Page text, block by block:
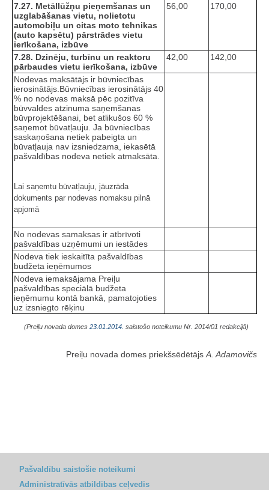
7.27. Metāllūžņu pieņemšanas un
uzglabāšanas vietu, nolietotu
automobiļu un citas moto tehnikas
(auto kapsētu) pārstrādes vietu
ierīkošana, izbūve
56,00 170,00
7.28. Dzinēju, turbīnu un reaktoru
pārbaudes vietu ierīkošana, izbūve
42,00 142,00
Nodevas maksātājs ir būvniecības
ierosinātājs.Būvniecības ierosinātājs 40
% no nodevas maksā pēc pozitīva
būvvaldes atzinuma saņemšanas
būvprojektēšanai, bet atlikušos 60 %
saņemot būvatļauju. Ja būvniecības
saskaņošana netiek pabeigta un
būvatļauja nav izsniedzama, iekasētā
pašvaldības nodeva netiek atmaksāta.
Lai saņemtu būvatļauju, jāuzrāda
dokuments par nodevas nomaksu pilnā
apjomā
No nodevas samaksas ir atbrīvoti
pašvaldības uzņēmumi un iestādes
Nodeva tiek ieskaitīta pašvaldības
budžeta ieņēmumos
Nodeva iemaksājama Preiļu
pašvaldības speciālā budžeta
ieņēmumu kontā bankā, pamatojoties
uz izsniegto rēķinu
(Preiļu novada domes 23.01.2014. saistošo noteikumu Nr. 2014/01 redakcijā)
Preiļu novada domes priekšsēdētājs A. Adamovičs
Pašvaldību saistošie noteikumi
Administratīvās atbildības ceļvedis